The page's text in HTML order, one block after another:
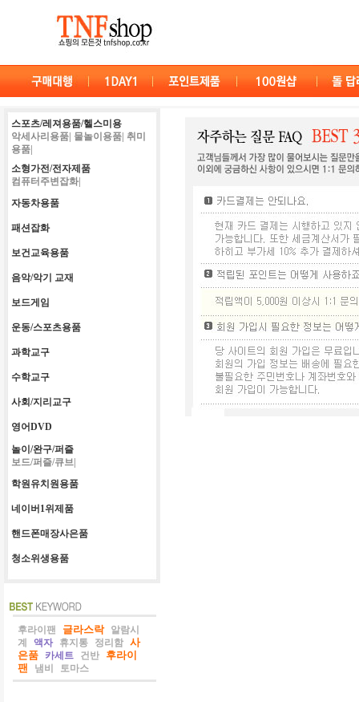
스포츠/레져용품/헬스미용
악세사리용품| 물놀이용품| 취미
용품|
소형가전/전자제품
컴퓨터주변잡화|
자동차용품
패션잡화
보건교육용품
음악/악기 교재
보드게임
운동/스포츠용품
과학교구
수학교구
사회/지리교구
영어DVD
놀이/완구/퍼즐
보드/퍼즐/큐브|
학원유치원용품
네이버1위제품
핸드폰매장사은품
청소위생용품
후라이팬 글라스락
알람시
계
액자 휴지통 정리함 사
은품
카세트 건반
후라이
팬
냄비 토마스